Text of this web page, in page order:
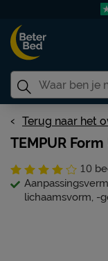
Terug naar het
TEMPUR
10
lichaamsvorm, -